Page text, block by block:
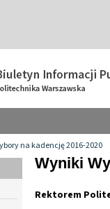
na kadencję 2016-2020
Wyniki
Rektorem